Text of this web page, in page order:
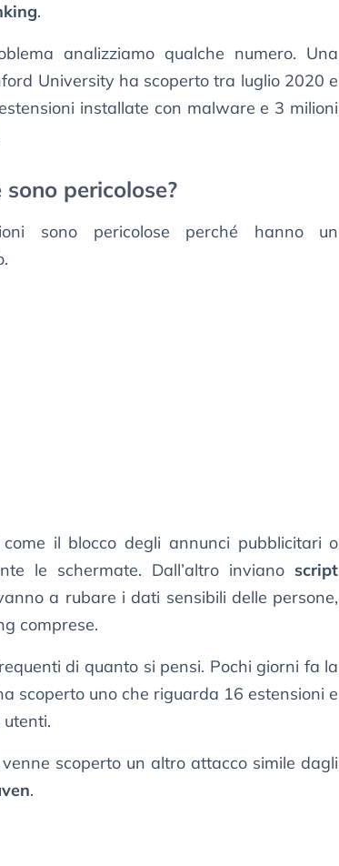
.
analizziamo qualche numero. Una
University ha scoperto tra luglio 2020 e
installate con malware e 3 milioni
pericolose?
sono pericolose perché hanno un
il blocco degli annunci pubblicitari o
le schermate. Dall’altro inviano script
a rubare i dati sensibili delle persone,
comprese.
di quanto si pensi. Pochi giorni fa la
scoperto uno che riguarda 16 estensioni e
scoperto un altro attacco simile dagli
.